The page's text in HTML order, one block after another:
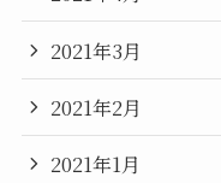
2021年3月
2021年2月
2021年1月